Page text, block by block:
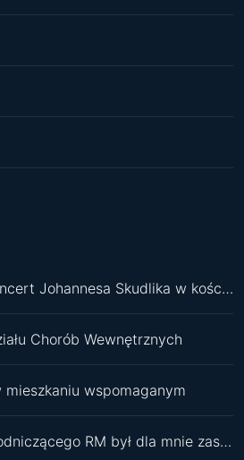
Powrót do korzeni. Koncert Johannesa Skudlika w kościele św. Pawła
Chorób Wewnętrznych
wspomaganym
Wybór na wiceprzewodniczącego RM był dla mnie zaskoczeniem